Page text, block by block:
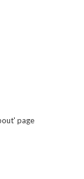
page